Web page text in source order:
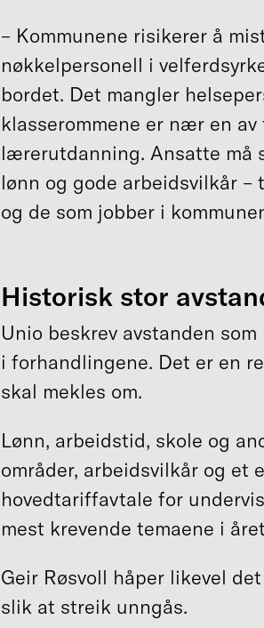
– Kommunene risikerer å
nøkkelpersonell i
bordet. Det mangler
klasserommene er nær en
lærerutdanning. Ansatte må
lønn og gode arbeidsvilkår –
og de som jobber i
Historisk stor
Unio beskrev avstanden
i forhandlingene. Det er en
skal mekles om.
Lønn, arbeidstid, skole og
områder, arbeidsvilkår og et
hovedtariffavtale for
mest krevende temaene i
Geir Røsvoll håper likevel
slik at streik unngås.